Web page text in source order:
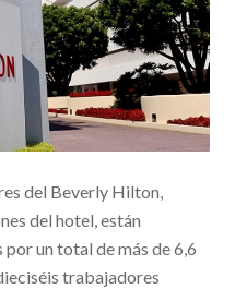
del Beverly Hilton,
del hotel, están
un total de más de 6,6
trabajadores